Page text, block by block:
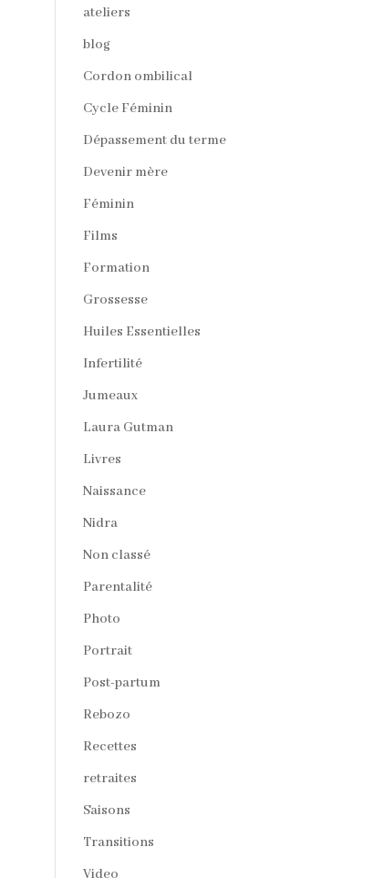
ateliers
blog
Cordon ombilical
Cycle Féminin
Dépassement du terme
Devenir mère
Féminin
Films
Formation
Grossesse
Huiles Essentielles
Infertilité
Jumeaux
Laura Gutman
Livres
Naissance
Nidra
Non classé
Parentalité
Photo
Portrait
Post-partum
Rebozo
Recettes
retraites
Saisons
Transitions
Video